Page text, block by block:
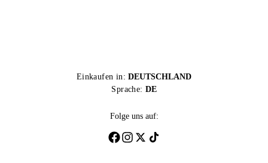
Einkaufen in: DEUTSCHLAND
Sprache: DE
Folge uns auf: